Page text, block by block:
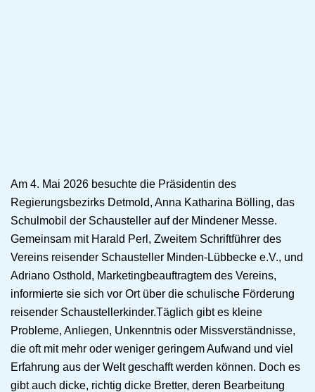
Am 4. Mai 2026 besuchte die Präsidentin des
Regierungsbezirks Detmold, Anna Katharina Bölling, das
Schulmobil der Schausteller auf der Mindener Messe.
Gemeinsam mit Harald Perl, Zweitem Schriftführer des
Vereins reisender Schausteller Minden-Lübbecke e.V., und
Adriano Osthold, Marketingbeauftragtem des Vereins,
informierte sie sich vor Ort über die schulische Förderung
reisender Schaustellerkinder.Täglich gibt es kleine
Probleme, Anliegen, Unkenntnis oder Missverständnisse,
die oft mit mehr oder weniger geringem Aufwand und viel
Erfahrung aus der Welt geschafft werden können. Doch es
gibt auch dicke, richtig dicke Bretter, deren Bearbeitung